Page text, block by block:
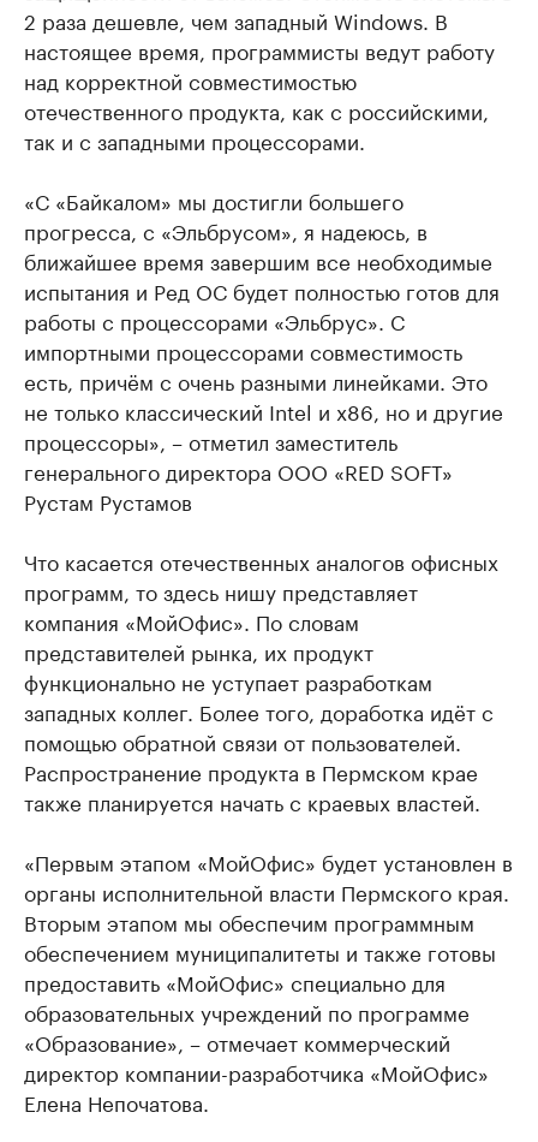
2 раза дешевле, чем западный Windows. В
настоящее время, программисты ведут работу
над корректной совместимостью
отечественного продукта, как с российскими,
так и с западными процессорами.
«С «Байкалом» мы достигли большего
прогресса, с «Эльбрусом», я надеюсь, в
ближайшее время завершим все необходимые
испытания и Ред ОС будет полностью готов для
работы с процессорами «Эльбрус». С
импортными процессорами совместимость
есть, причём с очень разными линейками. Это
не только классический Intel и x86, но и другие
процессоры», – отметил заместитель
генерального директора ООО «RED SOFT»
Рустам Рустамов
Что касается отечественных аналогов офисных
программ, то здесь нишу представляет
компания «МойОфис». По словам
представителей рынка, их продукт
функционально не уступает разработкам
западных коллег. Более того, доработка идёт с
помощью обратной связи от пользователей.
Распространение продукта в Пермском крае
также планируется начать с краевых властей.
«Первым этапом «МойОфис» будет установлен в
органы исполнительной власти Пермского края.
Вторым этапом мы обеспечим программным
обеспечением муниципалитеты и также готовы
предоставить «МойОфис» специально для
образовательных учреждений по программе
«Образование», – отмечает коммерческий
директор компании-разработчика «МойОфис»
Елена Непочатова.